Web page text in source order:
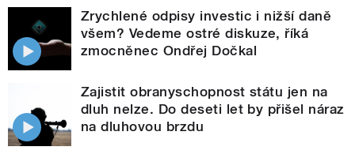
Zrychlené odpisy investic i nižší daně
všem? Vedeme ostré diskuze, říká
zmocněnec Ondřej Dočkal
Zajistit obranyschopnost státu jen na
dluh nelze. Do deseti let by přišel náraz
na dluhovou brzdu